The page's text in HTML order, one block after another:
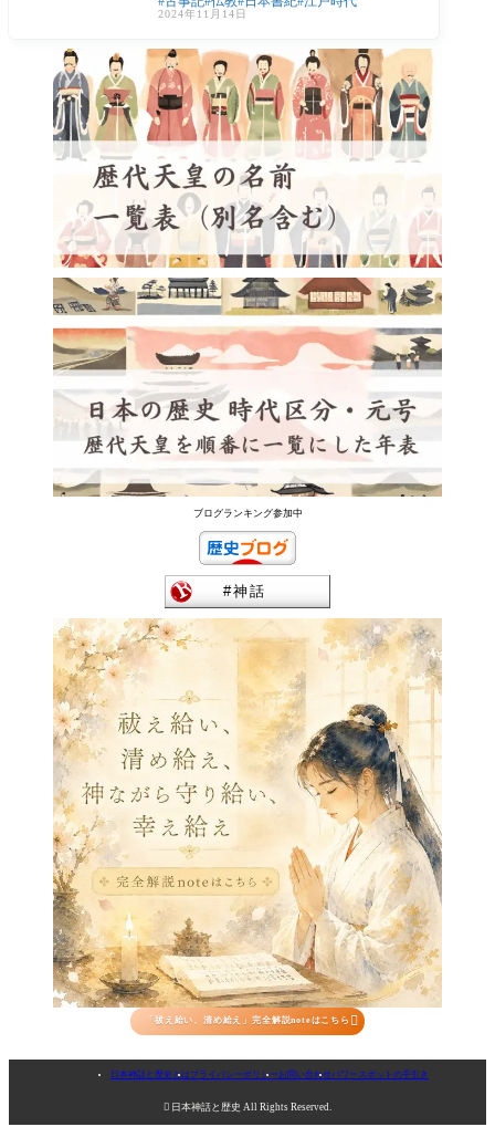
した。外国思想に影響される前の「純粋な
日本」
2024年11月14日
ブログランキング参加中
「祓え給い、清め給え」完全解説noteはこちら 
日本神話と歴史とはプライバシーポリシーお問い合わせパワースポットの手引き
 日本神話と歴史 All Rights Reserved.